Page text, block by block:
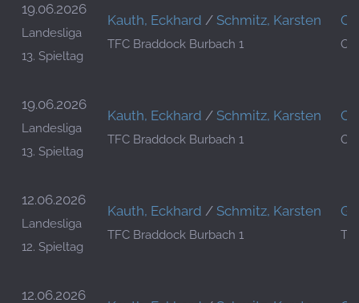
19.06.2026
Landesliga
13. Spieltag
Kauth, Eckhard / Schmitz, Karsten
TFC Braddock Burbach 1
19.06.2026
Landesliga
13. Spieltag
Kauth, Eckhard / Schmitz, Karsten
TFC Braddock Burbach 1
12.06.2026
Landesliga
12. Spieltag
Kauth, Eckhard / Schmitz, Karsten
TFC Braddock Burbach 1
12.06.2026